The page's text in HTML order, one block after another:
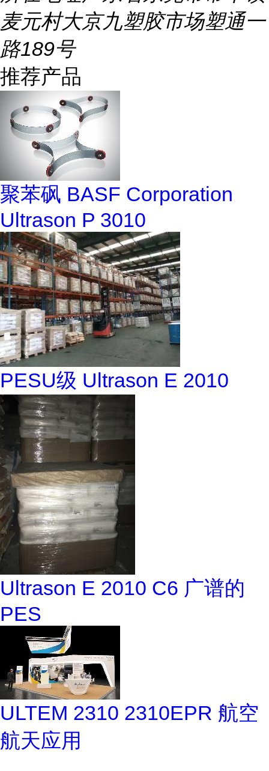
麦元村大京九塑胶市场塑通一
路189号
推荐产品
聚苯砜 BASF Corporation
Ultrason P 3010
PESU级 Ultrason E 2010
Ultrason E 2010 C6 广谱的
PES
ULTEM 2310 2310EPR 航空
航天应用